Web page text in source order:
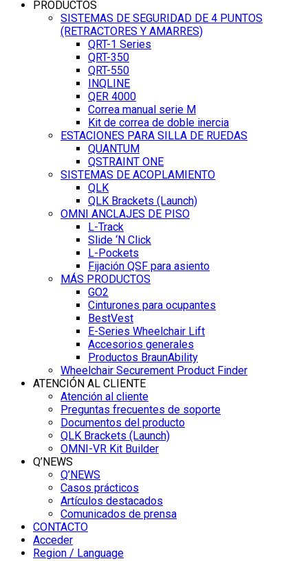
PRODUCTOS
SISTEMAS DE SEGURIDAD DE 4 PUNTOS
(RETRACTORES Y AMARRES)
QRT-1 Series
QRT-350
QRT-550
INQLINE
QER 4000
Correa manual serie M
Kit de correa de doble inercia
ESTACIONES PARA SILLA DE RUEDAS
QUANTUM
QSTRAINT ONE
SISTEMAS DE ACOPLAMIENTO
QLK
QLK Brackets (Launch)
OMNI ANCLAJES DE PISO
L-Track
Slide ‘N Click
L-Pockets
Fijación QSF para asiento
MÁS PRODUCTOS
GO2
Cinturones para ocupantes
BestVest
E-Series Wheelchair Lift
Accesorios generales
Productos BraunAbility
Wheelchair Securement Product Finder
ATENCIÓN AL CLIENTE
Atención al cliente
Preguntas frecuentes de soporte
Documentos del producto
QLK Brackets (Launch)
OMNI-VR Kit Builder
Q’NEWS
Q’NEWS
Casos prácticos
Artículos destacados
Comunicados de prensa
CONTACTO
Acceder
Region / Language